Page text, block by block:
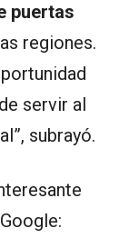
puertas
regiones.
servir al
subrayó.